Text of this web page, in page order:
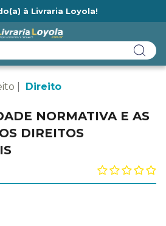
à Livraria Loyola!
Direito
NORMATIVA E AS
DIREITOS